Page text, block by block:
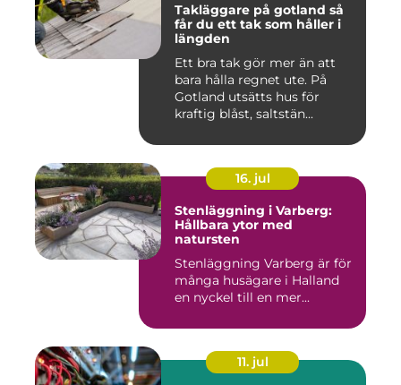
Takläggare på gotland så
får du ett tak som håller i
längden
Ett bra tak gör mer än att
bara hålla regnet ute. På
Gotland utsätts hus för
kraftig blåst, saltstän...
16. jul
Stenläggning i Varberg:
Hållbara ytor med
natursten
Stenläggning Varberg är för
många husägare i Halland
en nyckel till en mer...
11. jul